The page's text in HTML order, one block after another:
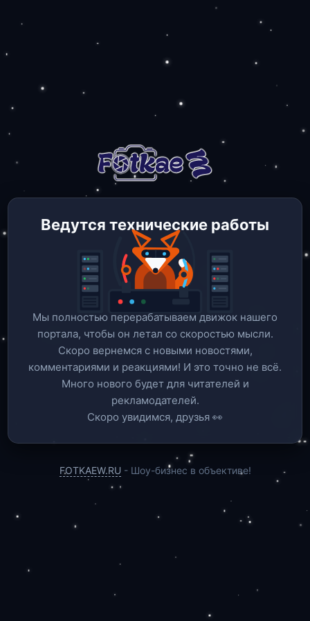
Ведутся технические работы
Мы полностью перерабатываем движок нашего
портала, чтобы он летал со скоростью мысли.
Скоро вернемся c новыми новостями,
комментариями и реакциями! И это точно не всё.
Много нового будет для читателей и
рекламодателей.
Скоро увидимся, друзья 👀
FOTKAEW.RU - Шоу-бизнес в объективе!